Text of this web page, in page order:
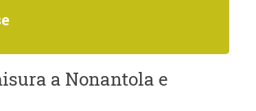
a Nonantola e